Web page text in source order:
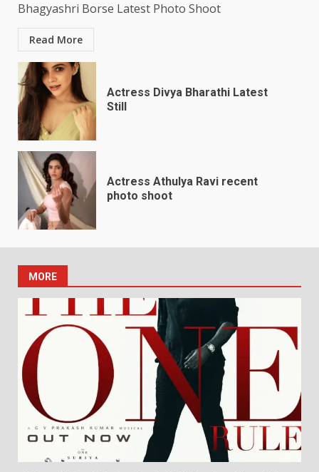
Bhagyashri Borse Latest Photo Shoot
Read More
Actress Divya Bharathi Latest
Still
Actress Athulya Ravi recent
photo shoot
MORE